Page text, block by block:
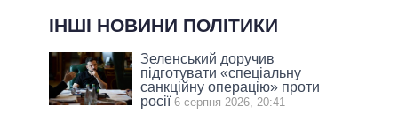
ІНШІ НОВИНИ ПОЛІТИКИ
Зеленський доручив
підготувати «спеціальну
санкційну операцію» проти
росії 6 серпня 2026, 20:41